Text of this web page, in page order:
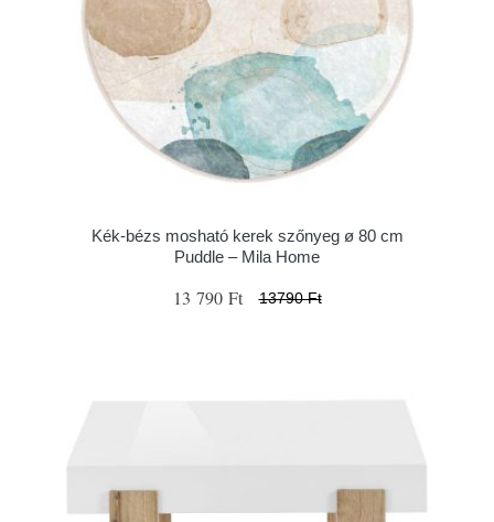
Kék-bézs mosható kerek szőnyeg ø 80 cm
Puddle – Mila Home
13 790 Ft 13790 Ft